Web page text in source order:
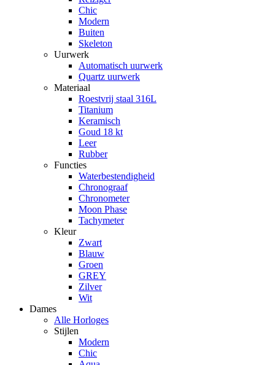
Chic
Modern
Buiten
Skeleton
Uurwerk
Automatisch uurwerk
Quartz uurwerk
Materiaal
Roestvrij staal 316L
Titanium
Keramisch
Goud 18 kt
Leer
Rubber
Functies
Waterbestendigheid
Chronograaf
Chronometer
Moon Phase
Tachymeter
Kleur
Zwart
Blauw
Groen
GREY
Zilver
Wit
Dames
Alle Horloges
Stijlen
Modern
Chic